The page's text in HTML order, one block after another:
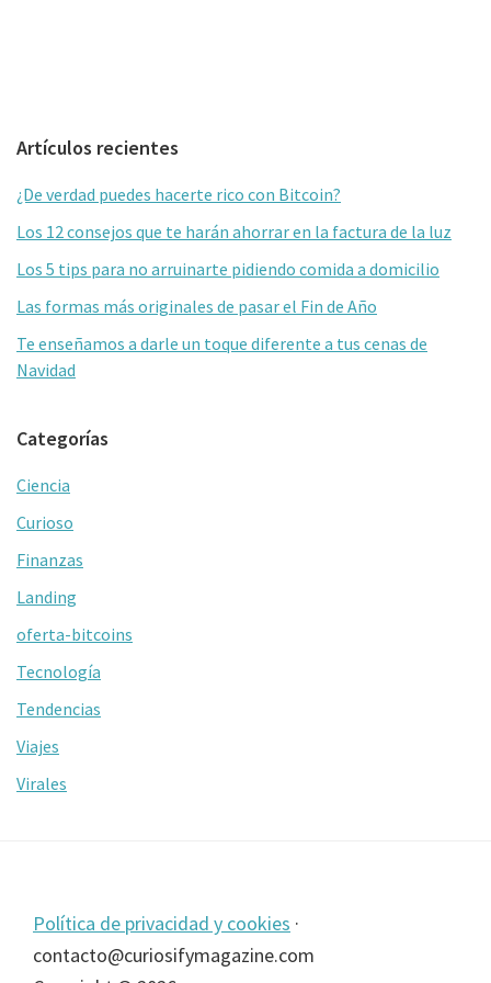
Barra
lateral
primaria
Artículos recientes
¿De verdad puedes hacerte rico con Bitcoin?
Los 12 consejos que te harán ahorrar en la factura de la luz
Los 5 tips para no arruinarte pidiendo comida a domicilio
Las formas más originales de pasar el Fin de Año
Te enseñamos a darle un toque diferente a tus cenas de
Navidad
Categorías
Ciencia
Curioso
Finanzas
Landing
oferta-bitcoins
Tecnología
Tendencias
Viajes
Virales
Footer
Política de privacidad y cookies ·
contacto@curiosifymagazine.com